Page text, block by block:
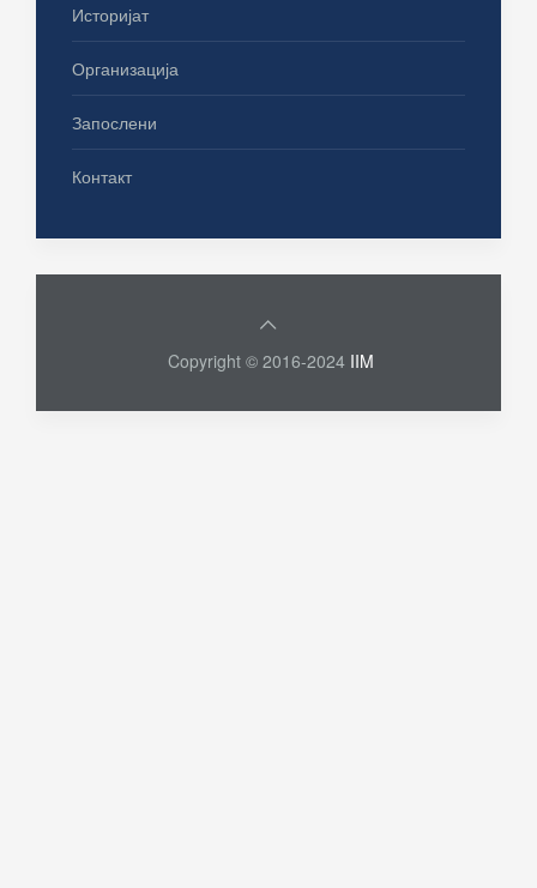
Историјат
Организација
Запослени
Контакт
Copyright © 2016-2024 IIM